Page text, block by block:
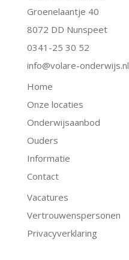
Groenelaantje 40
8072 DD Nunspeet
0341-25 30 52
info@volare-onderwijs.nl
Home
Onze locaties
Onderwijsaanbod
Ouders
Informatie
Contact
Vacatures
Vertrouwenspersonen
Privacyverklaring